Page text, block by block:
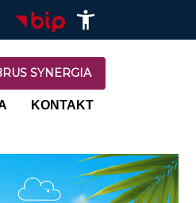
SYNERGIA
KONTAKT